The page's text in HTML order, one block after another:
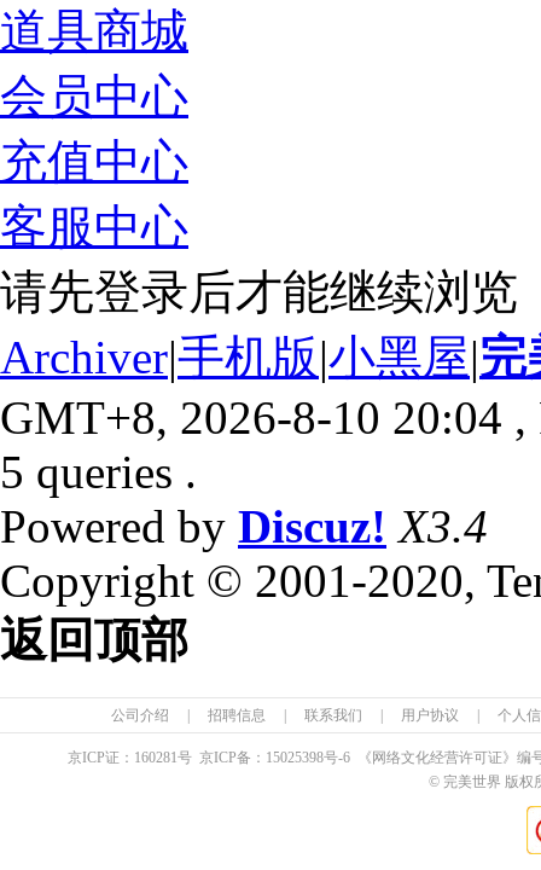
道具商城
会员中心
充值中心
客服中心
请先登录后才能继续浏览
Archiver|手机版|小黑屋|完
GMT+8, 2026-8-10 20:04 ,
5 queries .
Powered by Discuz! X3.4
Copyright © 2001-2020,
返回顶部
公司介绍 招聘信息 联系我们 用户协议 个人
京ICP证： 160281号 京ICP备： 15025398号-6 《网络文化经营许可证》编
© 完美世界 版权